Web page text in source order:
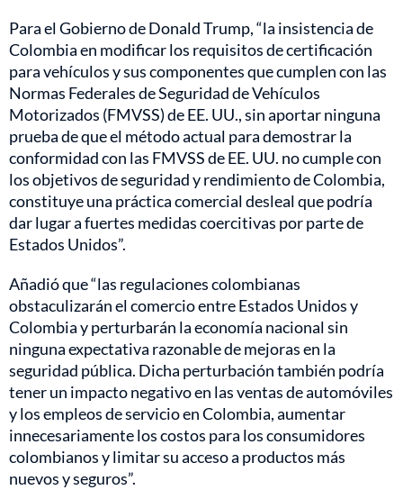
Para el Gobierno de Donald Trump, “la insistencia de
Colombia en modificar los requisitos de certificación
para vehículos y sus componentes que cumplen con las
Normas Federales de Seguridad de Vehículos
Motorizados (FMVSS) de EE. UU., sin aportar ninguna
prueba de que el método actual para demostrar la
conformidad con las FMVSS de EE. UU. no cumple con
los objetivos de seguridad y rendimiento de Colombia,
constituye una práctica comercial desleal que podría
dar lugar a fuertes medidas coercitivas por parte de
Estados Unidos”.
Añadió que “las regulaciones colombianas
obstaculizarán el comercio entre Estados Unidos y
Colombia y perturbarán la economía nacional sin
ninguna expectativa razonable de mejoras en la
seguridad pública. Dicha perturbación también podría
tener un impacto negativo en las ventas de automóviles
y los empleos de servicio en Colombia, aumentar
innecesariamente los costos para los consumidores
colombianos y limitar su acceso a productos más
nuevos y seguros”.